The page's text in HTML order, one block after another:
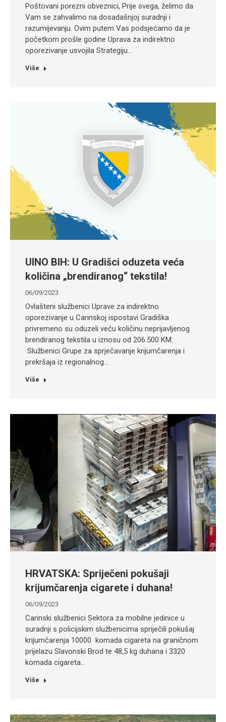
Poštovani porezni obveznici, Prije svega, želimo da
Vam se zahvalimo na dosadašnjoj suradnji i
razumijevanju. Ovim putem Vas podsjećamo da je
početkom prošle godine Uprava za indirektno
oporezivanje usvojila Strategiju…
Više
UINO BIH: U Gradišci oduzeta veća
količina „brendiranog“ tekstila!
06/09/2023
Ovlašteni službenici Uprave za indirektno
oporezivanje u Carinskoj ispostavi Gradiška
privremeno su oduzeli veću količinu neprijavljenog
brendiranog tekstila u iznosu od 206.500 KM.
Službenici Grupe za sprječavanje krijumčarenja i
prekršaja iz regionalnog…
Više
HRVATSKA: Spriječeni pokušaji
krijumčarenja cigarete i duhana!
06/09/2023
Carinski službenici Sektora za mobilne jedinice u
suradnji s policijskim službenicima spriječili pokušaj
krijumčarenja 10000 komada cigareta na graničnom
prijelazu Slavonski Brod te 48,5 kg duhana i 3320
komada cigareta…
Više